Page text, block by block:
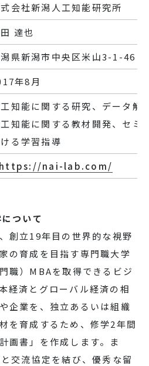
会社新潟人工知能研究所
達也
県新潟市中央区米山3-1-46
年8月
知能に関する研究、データ解
知能に関する教材開発、セミ
る学習指導
https://nai-lab.com/
ついて
創立19年目の世界的な視野
の育成を目指す専門職大学
職）MBAを取得できるビジ
経済とグローバル経済の相
企業を、独立あるいは組織
を育成するため、修学2年間
画書」を作成します。ま
交流協定を結び、優秀な留